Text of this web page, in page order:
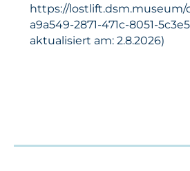
https://lostlift.dsm.museum/
a9a549-2871-471c-8051-
aktualisiert am: 2.8.2026)